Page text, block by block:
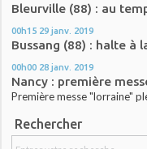
Bleurville (88) : au
00h15 29 janv. 2019
Bussang (88) : halte à
00h00 28 janv. 2019
Nancy : première
Première messe "lorraine"
Rechercher